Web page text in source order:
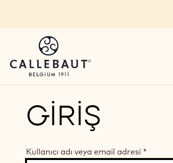
GIRIŞ
Kullanıcı adı veya email adresi *